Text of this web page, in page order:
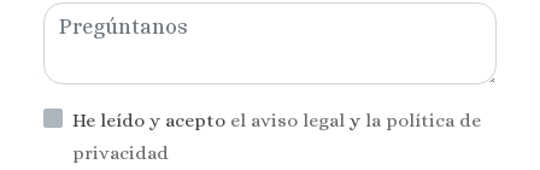
He leído y acepto el aviso legal y la política de
privacidad